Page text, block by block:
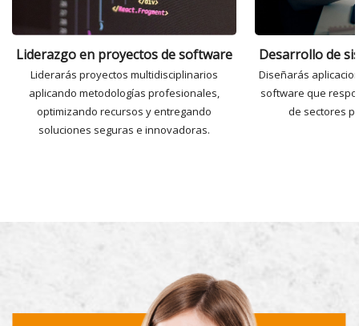
Liderazgo en proyectos de software
Liderarás proyectos multidisciplinarios
aplicando metodologías profesionales,
optimizando recursos y entregando
soluciones seguras e innovadoras.
Desarrollo de
Diseñarás
software que
de sectores